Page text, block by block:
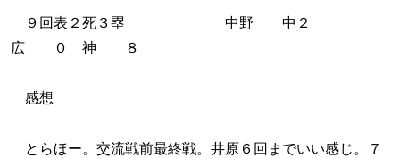
９回表２死３塁 中野 中２
広 ０ 神 ８
感想
とらほー。交流戦前最終戦。井原６回までいい感じ。７